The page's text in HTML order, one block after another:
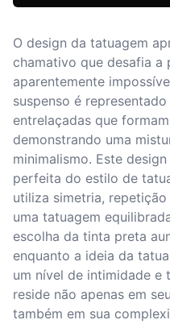
O design da tatuagem
chamativo que desafia a
aparentemente
suspenso é
entrelaçadas que
demonstrando uma
minimalismo. Este
perfeita do estilo de
utiliza simetria,
uma tatuagem
escolha da tinta preta
enquanto a ideia da
um nível de intimidade e
reside não apenas em
também em sua